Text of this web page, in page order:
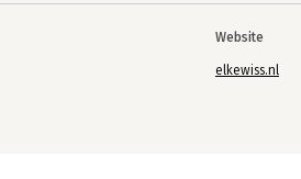
Website
elkewiss.nl